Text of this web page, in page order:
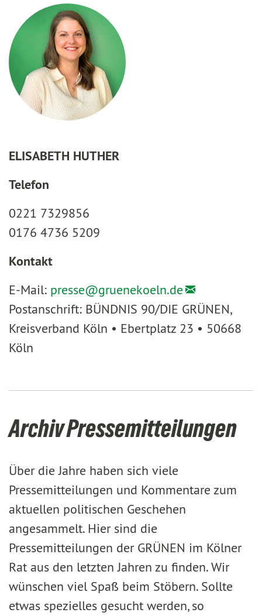
ELISABETH HUTHER
Telefon
0221 7329856
0176 4736 5209
Kontakt
E-Mail: presse@gruenekoeln.de
Postanschrift: BÜNDNIS 90/DIE GRÜNEN,
Kreisverband Köln • Ebertplatz 23 • 50668
Köln
Archiv Pressemitteilungen
Über die Jahre haben sich viele
Pressemitteilungen und Kommentare zum
aktuellen politischen Geschehen
angesammelt. Hier sind die
Pressemitteilungen der GRÜNEN im Kölner
Rat aus den letzten Jahren zu finden. Wir
wünschen viel Spaß beim Stöbern. Sollte
etwas spezielles gesucht werden, so